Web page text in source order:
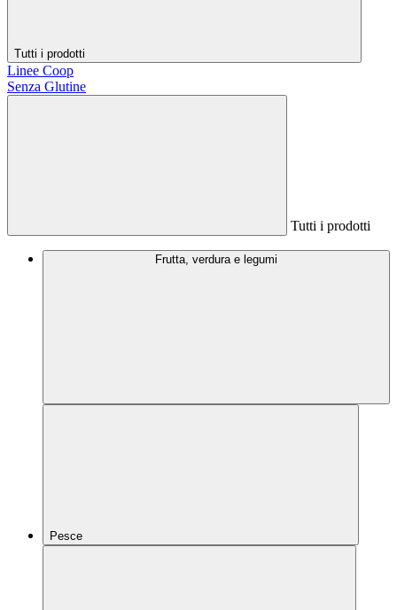
Tutti i prodotti
Linee Coop
Senza Glutine
Tutti i prodotti
Frutta, verdura e legumi
Pesce